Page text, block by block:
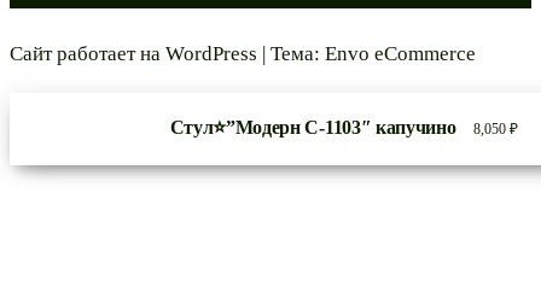
Сайт работает на WordPress | Тема: Envo eCommerce
Стул⭐”Модерн С-1103″ капучино 8,050₽